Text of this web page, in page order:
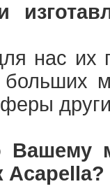
нас их
Acapella?